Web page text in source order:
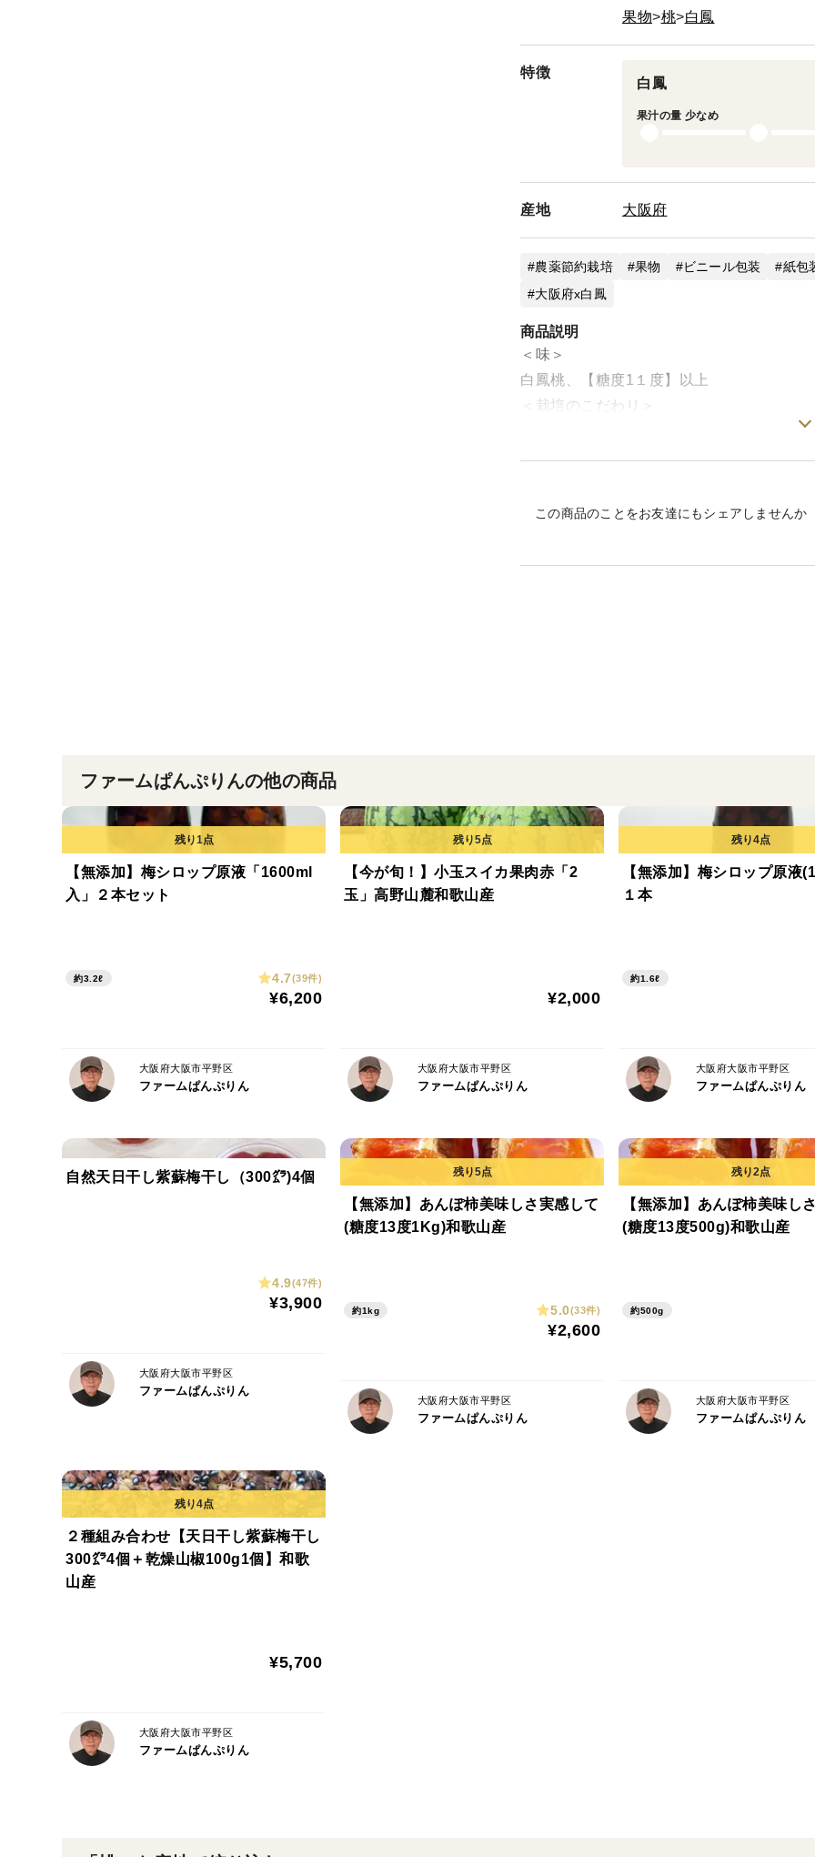
果物
桃 白鳳
特徴
白鳳
果汁の量 少なめ
産地 大阪府
農薬節約栽培 果物 ビニール包装 紙包
大阪府x白鳳
商品説明
＜味＞
白鳳桃、【糖度1１度】以上
＜栽培のこだわり＞
節減対象農薬(節減率30%)有機肥料栽培農
紀の川市桃山町で栽培しています。
この商品のことをお友達にもシェアしませんか
ファームぱんぷりんの他の商品
【無添加】梅シロップ原液「1600ml
入」２本セット
約3.2ℓ 4.7(39件)
¥6,200
大阪府大阪市平野区
ファームぱんぷりん
【今が旬！】小玉スイカ果肉赤「2
玉」高野山麓和歌山産
¥2,000
大阪府大阪市平野区
ファームぱんぷりん
【無添加】梅シロップ原液
１本
約1.6ℓ
大阪府大阪市平野区
ファームぱんぷりん
自然天日干し紫蘇梅干し（300㌘)4個
4.9(47件)
¥3,900
大阪府大阪市平野区
ファームぱんぷりん
【無添加】あんぽ柿美味しさ実感して
(糖度13度1Kg)和歌山産
約1kg 5.0(33件)
¥2,600
大阪府大阪市平野区
ファームぱんぷりん
【無添加】あんぽ柿美味し
(糖度13度500g)和歌山産
約500g
大阪府大阪市平野区
ファームぱんぷりん
２種組み合わせ【天日干し紫蘇梅干し
300㌘4個＋乾燥山椒100g1個】和歌
山産
¥5,700
大阪府大阪市平野区
ファームぱんぷりん